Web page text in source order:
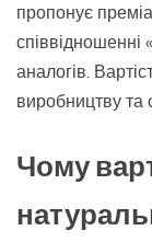
пропонує
співвідношенні
аналогів.
виробництву та
Чому